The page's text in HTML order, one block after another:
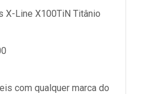
X-Line X100TiN Titânio
com qualquer marca do